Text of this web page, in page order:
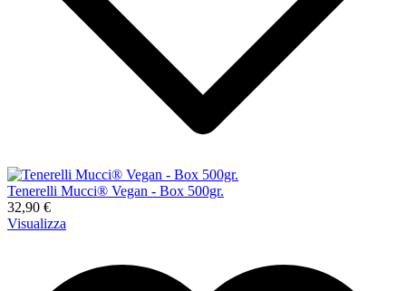
Tenerelli Mucci® Vegan - Box 500gr.
32,90 €
Visualizza